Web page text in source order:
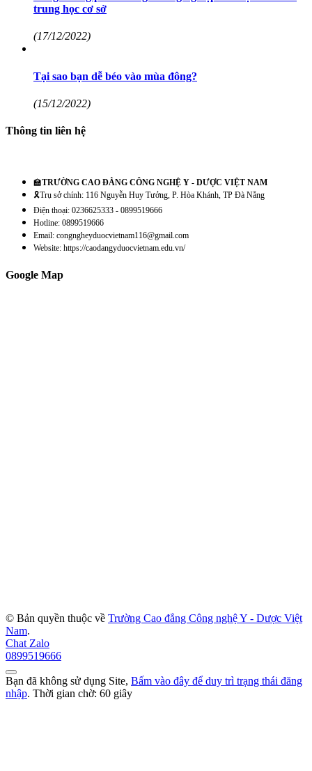
trung học cơ sở
(17/12/2022)
Tại sao bạn dễ béo vào mùa đông?
(15/12/2022)
Thông tin liên hệ
🏫TRƯỜNG CAO ĐẲNG CÔNG NGHỆ Y - DƯỢC VIỆT NAM
🎗️Trụ sở chính: 116 Nguyễn Huy Tưởng, P. Hòa Khánh, TP Đà Nẵng
Điện thoại: 0236625333 - 0899519666
Hotline: 0899519666
Email: congngheyduocvietnam116@gmail.com
Website: https://caodangyduocvietnam.edu.vn/
Google Map
© Bản quyền thuộc về Trường Cao đẳng Công nghệ Y - Dược Việt
Nam.
Chat Zalo
0899519666
Bạn đã không sử dụng Site, Bấm vào đây để duy trì trạng thái đăng
nhập. Thời gian chờ: 60 giây